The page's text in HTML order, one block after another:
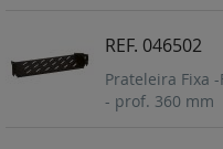
REF. 046502
Prateleira Fixa
- prof. 360 mm